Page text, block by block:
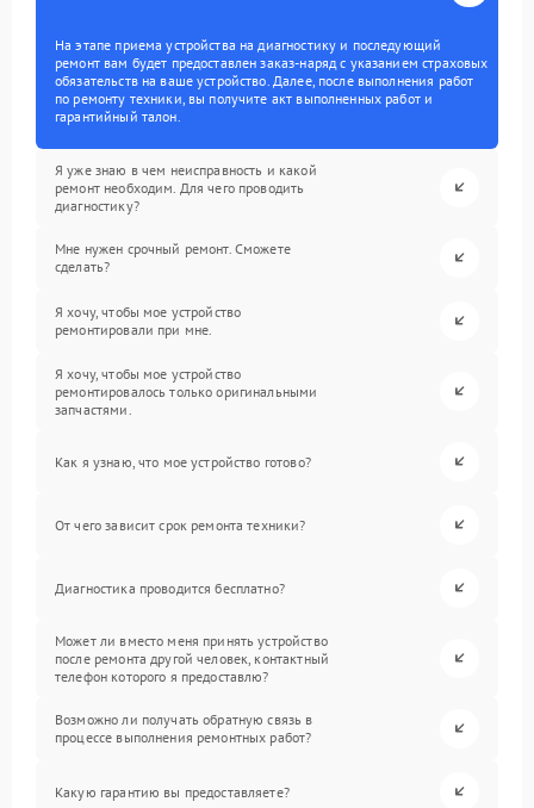
На этапе приема устройства на диагностику и последующий
ремонт вам будет предоставлен заказ-наряд с указанием страховых
обязательств на ваше устройство. Далее, после выполнения работ
по ремонту техники, вы получите акт выполненных работ и
гарантийный талон.
Я уже знаю в чем неисправность и какой
ремонт необходим. Для чего проводить
диагностику?
Мне нужен срочный ремонт. Сможете
сделать?
Я хочу, чтобы мое устройство
ремонтировали при мне.
Я хочу, чтобы мое устройство
ремонтировалось только оригинальными
запчастями.
Как я узнаю, что мое устройство готово?
От чего зависит срок ремонта техники?
Диагностика проводится бесплатно?
Может ли вместо меня принять устройство
после ремонта другой человек, контактный
телефон которого я предоставлю?
Возможно ли получать обратную связь в
процессе выполнения ремонтных работ?
Какую гарантию вы предоставляете?